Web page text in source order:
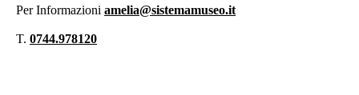
Per Informazioni amelia@sistemamuseo.it
T. 0744.978120